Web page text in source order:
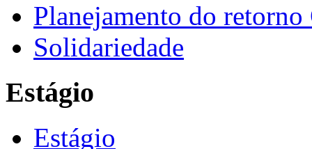
Planejamento do retorno
Solidariedade
Estágio
Estágio